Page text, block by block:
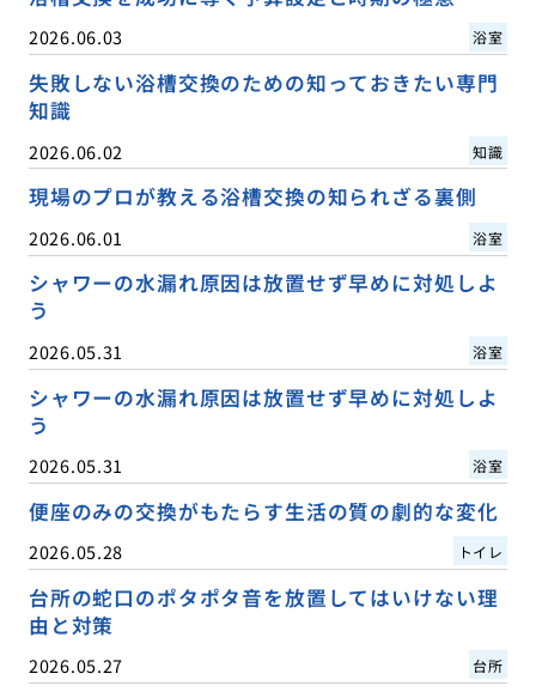
2026.06.03 浴室
失敗しない浴槽交換のための知っておきたい専門
知識
2026.06.02 知識
現場のプロが教える浴槽交換の知られざる裏側
2026.06.01 浴室
シャワーの水漏れ原因は放置せず早めに対処しよ
う
2026.05.31 浴室
シャワーの水漏れ原因は放置せず早めに対処しよ
う
2026.05.31 浴室
便座のみの交換がもたらす生活の質の劇的な変化
2026.05.28 トイレ
台所の蛇口のポタポタ音を放置してはいけない理
由と対策
2026.05.27 台所